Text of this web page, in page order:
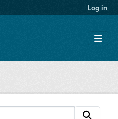
Log in